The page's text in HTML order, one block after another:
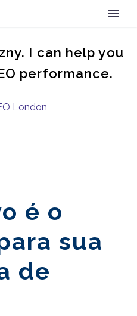
I can help you
performance.
é o
sua
de